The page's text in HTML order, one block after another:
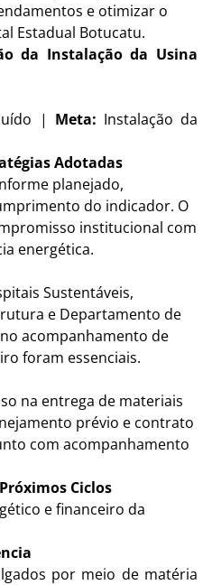
e otimizar o
Estadual Botucatu.
da Instalação da Usina
| Meta: Instalação da
Adotadas
planejado,
do indicador. O
institucional com
energética.
Sustentáveis,
e Departamento de
acompanhamento de
foram essenciais.
na entrega de materiais
prévio e contrato
com acompanhamento
Ciclos
e financeiro da
por meio de matéria